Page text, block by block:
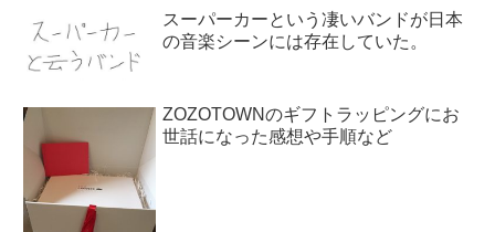
スーパーカーという凄いバンドが日本
の音楽シーンには存在していた。
ZOZOTOWNのギフトラッピングにお
世話になった感想や手順など